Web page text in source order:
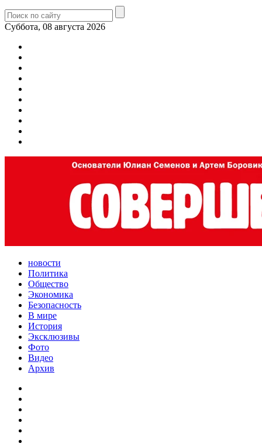
Суббота, 08 августа 2026
новости
Политика
Общество
Экономика
Безопасность
В мире
История
Эксклюзивы
Фото
Видео
Архив